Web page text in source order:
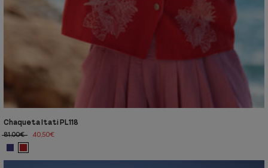
Chaqueta Itatí PL118
81,00€
40,50€